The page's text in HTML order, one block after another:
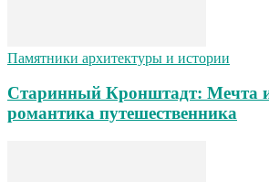
Памятники архитектуры и истории
Старинный Кронштадт: Мечта
романтика путешественника